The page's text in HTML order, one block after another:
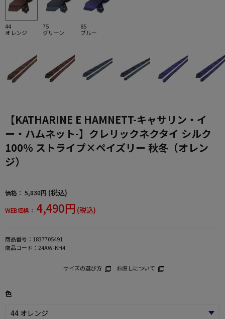
44
オレンジ
75
グリーン
85
ブルー
【KATHARINE E HAMNETT-キャサリン・イ
ー・ハムネット-】クレリックネクタイ シルク
100％ ストライプ×ペイズリー 秋冬（オレン
ジ）
価格： 5,830円 (税込)
WEB価格： 4,490円 (税込)
商品番号： 1837705491
商品コード： 24AW-KH4
サイズの選び方 お直しについて
色